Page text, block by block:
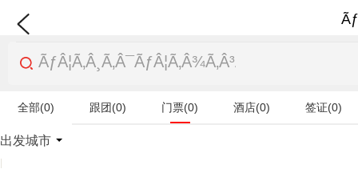
全部(0) 跟团(0) 门票(0) 酒店(0) 签证(0)
特产商品(0)
出发城市
|